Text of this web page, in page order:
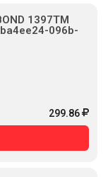
1397TM
096b-
299.86